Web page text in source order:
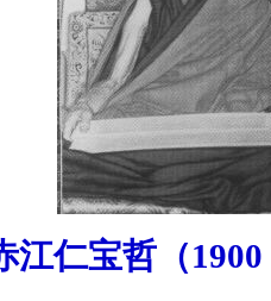
江仁宝哲（1900